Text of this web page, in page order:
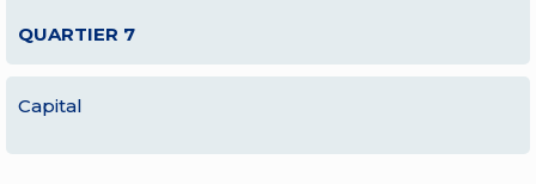
QUARTIER 7
Capital